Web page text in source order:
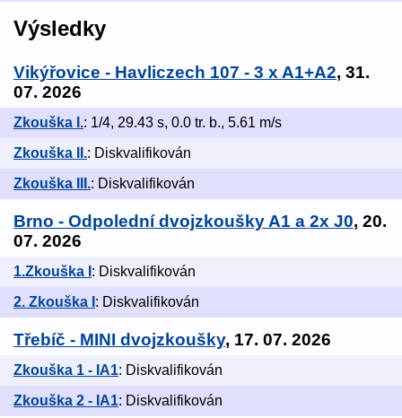
Výsledky
Vikýřovice - Havliczech 107 - 3 x A1+A2, 31.
07. 2026
Zkouška I.: 1/4, 29.43 s, 0.0 tr. b., 5.61 m/s
Zkouška II.: Diskvalifikován
Zkouška III.: Diskvalifikován
Brno - Odpolední dvojzkoušky A1 a 2x J0, 20.
07. 2026
1.Zkouška I : Diskvalifikován
2. Zkouška I : Diskvalifikován
Třebíč - MINI dvojzkoušky, 17. 07. 2026
Zkouška 1 - IA1: Diskvalifikován
Zkouška 2 - IA1: Diskvalifikován